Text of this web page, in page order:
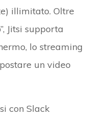
illimitato. Oltre
Jitsi supporta
lo streaming
un video
con Slack